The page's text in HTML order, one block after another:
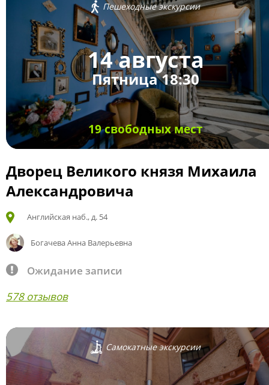
Пешеходные экскурсии
14 августа
Пятница 18:30
19 свободных мест
Дворец Великого князя Михаила
Александровича
Английская наб., д. 54
Богачева Анна Валерьевна
Ожидание записи
578 отзывов
Самокатные экскурсии